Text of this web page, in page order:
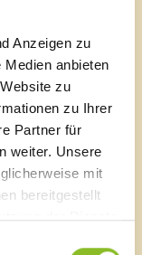
Anzeigen zu
anbieten
zu
zu Ihrer
Partner für
weiter. Unsere
mit
bereitgestellt
der Dienste
Parkplatz.